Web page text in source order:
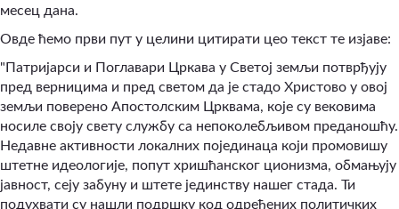
месец дана.
Овде ћемо први пут у целини цитирати цео текст те изјаве:
"Патријарси и Поглавари Цркава у Светој земљи потврђују
пред верницима и пред светом да је стадо Христово у овој
земљи поверено Апостолским Црквама, које су вековима
носиле своју свету службу са непоколебљивом преданошћу.
Недавне активности локалних појединаца који промовишу
штетне идеологије, попут хришћанског ционизма, обмањују
јавност, сеју забуну и штете јединству нашег стада. Ти
подухвати су нашли подршку код одређених политичких